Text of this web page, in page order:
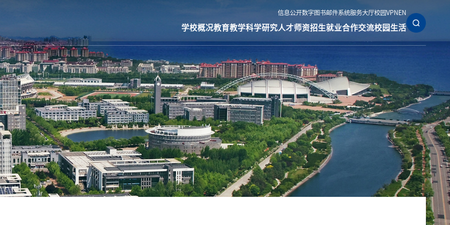
信息公开数字图书邮件系统服务大厅校园VPN EN
学校概况教育教学科学研究人才师资招生就业合作交流校园生活